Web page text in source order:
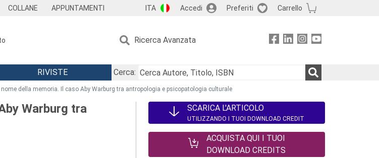
COLLANE APPUNTAMENTI ITA Accedi Preferiti Carrello
Ricerca Avanzata
RIVISTE
Cerca:
nome della memoria. Il caso Aby Warburg tra antropologia e psicopatologia culturale
Warburg tra
SCARICA L'ARTICOLO
UTILIZZANDO I TUOI DOWNLOAD CREDIT
ACQUISTA QUI I TUOI
DOWNLOAD CREDITS